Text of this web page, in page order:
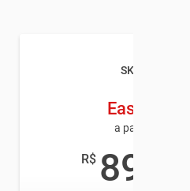
SKY TV
Easy HD
a partir de
R$ 89